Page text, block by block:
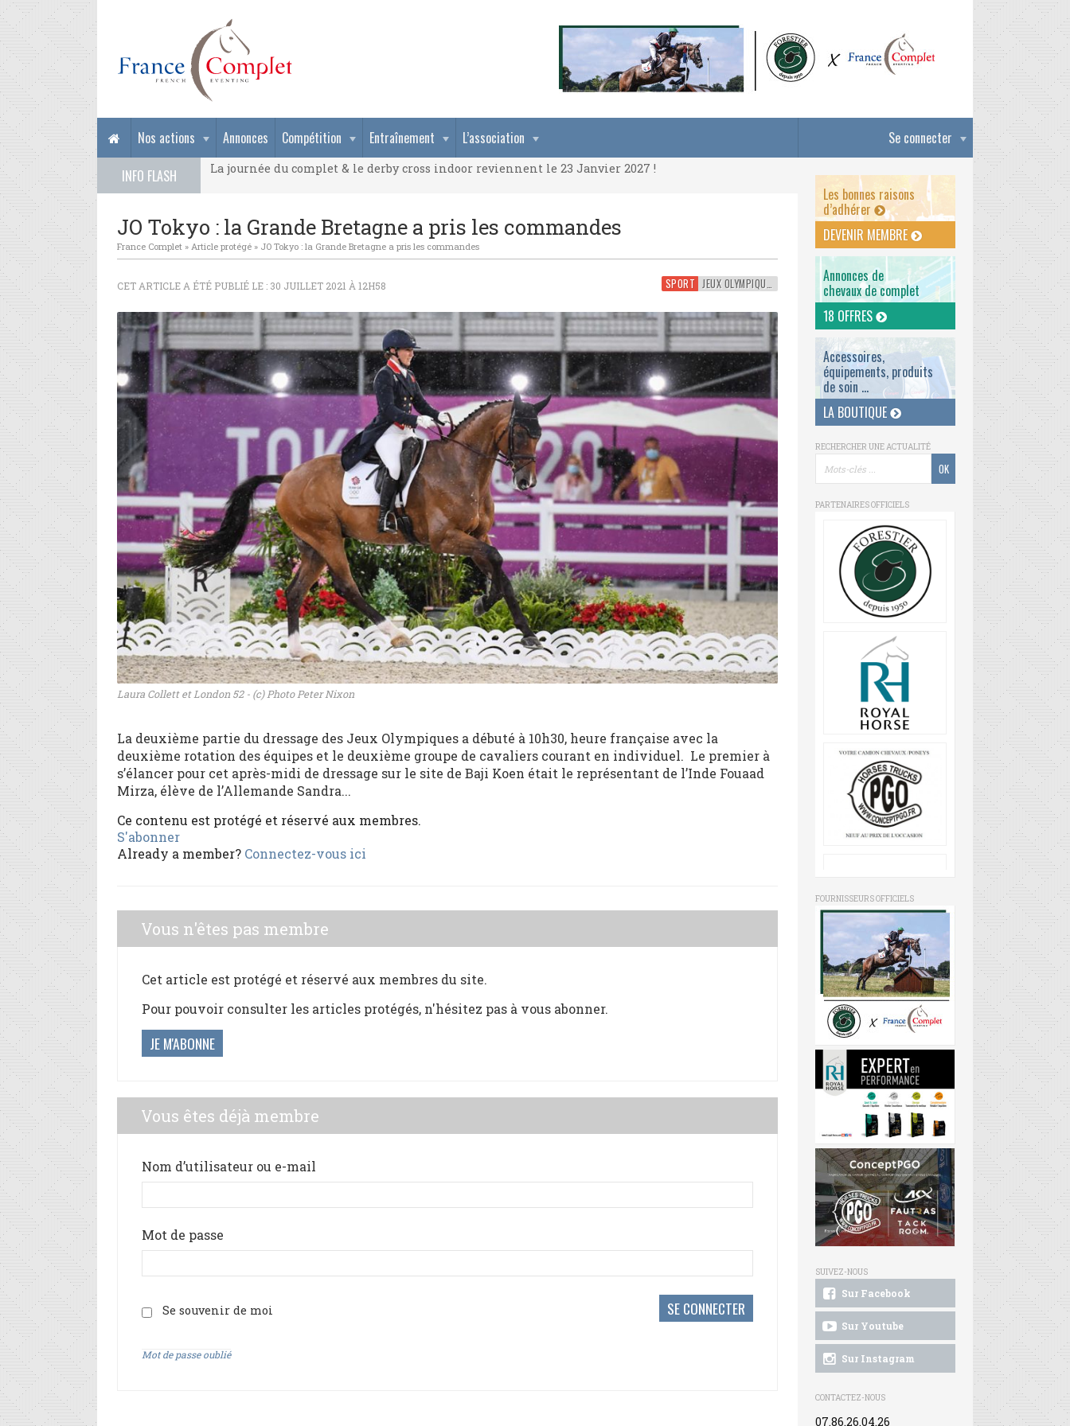
Se connecter
Nos actions Annonces Compétition Entraînement
L’association
INFO FLASH
La journée du complet & le derby cross indoor reviennent le 23 Janvier 2027 !
La journée du complet & le derby cross indoor reviennent le 23 Janvier 2027 !
JO Tokyo : la Grande Bretagne a pris les commandes
France Complet » Article protégé » JO Tokyo : la Grande Bretagne a pris les commandes
SPORT JEUX OLYMPIQUES
CET ARTICLE A ÉTÉ PUBLIÉ LE : 30 JUILLET 2021 À 12H58
Laura Collett et London 52 - (c) Photo Peter Nixon
La deuxième partie du dressage des Jeux Olympiques a débuté à 10h30, heure française avec la
deuxième rotation des équipes et le deuxième groupe de cavaliers courant en individuel. Le premier à
s’élancer pour cet après-midi de dressage sur le site de Baji Koen était le représentant de l’Inde Fouaad
Mirza, élève de l’Allemande Sandra...
Ce contenu est protégé et réservé aux membres.
S'abonner
Already a member? Connectez-vous ici
Vous n'êtes pas membre
Cet article est protégé et réservé aux membres du site.
Pour pouvoir consulter les articles protégés, n'hésitez pas à vous abonner.
JE M'ABONNE
Vous êtes déjà membre
Nom d’utilisateur ou e-mail
Mot de passe
Se souvenir de moi
Mot de passe oublié
Les bonnes raisons
d’adhérer
DEVENIR MEMBRE
Annonces de
chevaux de complet
18 OFFRES
Accessoires,
équipements, produits
de soin ...
LA BOUTIQUE
RECHERCHER UNE ACTUALITÉ
PARTENAIRES OFFICIELS
FOURNISSEURS OFFICIELS
SUIVEZ-NOUS
Sur Facebook
Sur Youtube
Sur Instagram
CONTACTEZ-NOUS
07.86.26.04.26